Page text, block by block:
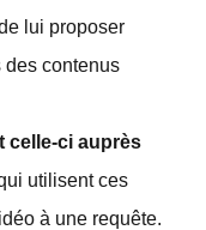
lui proposer
des contenus
celle-ci auprès
utilisent ces
à une requête.